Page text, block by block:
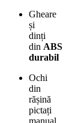
Gheare
și
dinți
din ABS
durabil
Ochi
din
rășină
pictați